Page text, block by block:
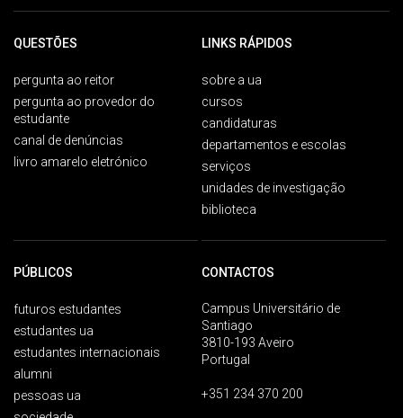
QUESTÕES
pergunta ao reitor
pergunta ao provedor do
estudante
canal de denúncias
livro amarelo eletrónico
LINKS RÁPIDOS
sobre a ua
cursos
candidaturas
departamentos e escolas
serviços
unidades de investigação
biblioteca
PÚBLICOS
futuros estudantes
estudantes ua
estudantes internacionais
alumni
pessoas ua
CONTACTOS
Campus Universitário de
Santiago
3810-193 Aveiro
Portugal
+351 234 370 200